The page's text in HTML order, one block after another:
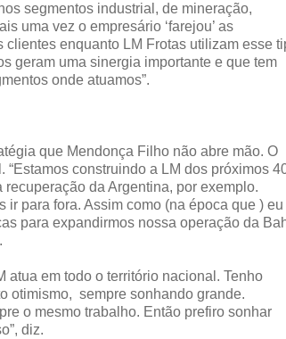
segmentos industrial, de mineração,
uma vez o empresário ‘farejou’ as
enquanto LM Frotas utilizam esse
geram uma sinergia importante e que tem
onde atuamos”.
que Mendonça Filho não abre mão. O
construindo a LM dos próximos
da Argentina, por exemplo.
para fora. Assim como (na época que ) eu
para expandirmos nossa operação da
atua em todo o território nacional. Tenho
otimismo, sempre sonhando grande.
o mesmo trabalho. Então prefiro sonhar
diz.